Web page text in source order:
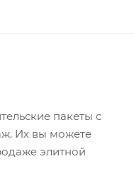
пакеты с
Их вы можете
элитной